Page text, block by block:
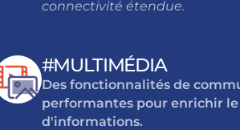
connectivité étendue.
#MULTIMÉDIA
Des fonctionnalités de
performantes pour enrichir
d'informations.